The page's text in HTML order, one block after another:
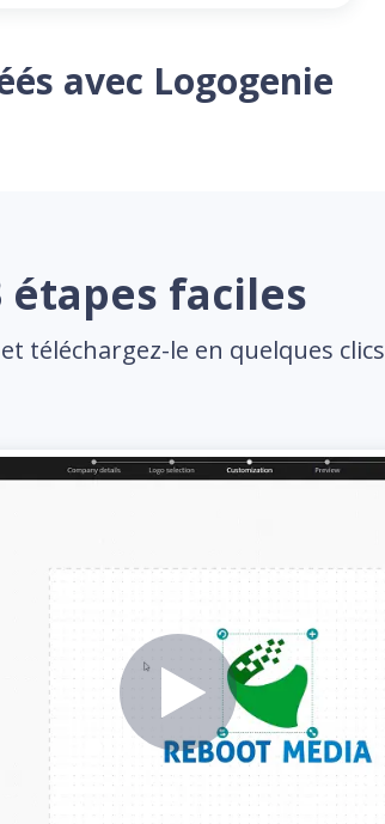
avec Logogenie
faciles
téléchargez-le en quelques clics